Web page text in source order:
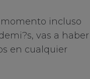
incluso
vas a haber
en cualquier